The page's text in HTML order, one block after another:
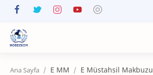
Anasayfa
Ana Sayfa E MM E Müstahsil Makbuzu